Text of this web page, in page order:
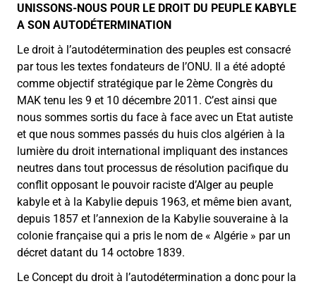
UNISSONS-NOUS POUR LE DROIT DU PEUPLE KABYLE
A SON AUTODÉTERMINATION
Le droit à l’autodétermination des peuples est consacré
par tous les textes fondateurs de l’ONU. Il a été adopté
comme objectif stratégique par le 2ème Congrès du
MAK tenu les 9 et 10 décembre 2011. C’est ainsi que
nous sommes sortis du face à face avec un Etat autiste
et que nous sommes passés du huis clos algérien à la
lumière du droit international impliquant des instances
neutres dans tout processus de résolution pacifique du
conflit opposant le pouvoir raciste d’Alger au peuple
kabyle et à la Kabylie depuis 1963, et même bien avant,
depuis 1857 et l’annexion de la Kabylie souveraine à la
colonie française qui a pris le nom de « Algérie » par un
décret datant du 14 octobre 1839.
Le Concept du droit à l’autodétermination a donc pour la